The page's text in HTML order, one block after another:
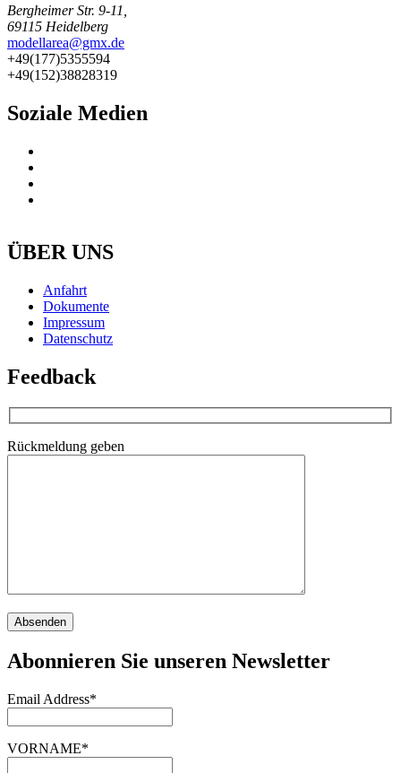
Bergheimer Str. 9-11,
69115 Heidelberg
modellarea@gmx.de
+49(177)5355594
+49(152)38828319
Soziale Medien
ÜBER UNS
Anfahrt
Dokumente
Impressum
Datenschutz
Feedback
Rückmeldung geben
Abonnieren Sie unseren Newsletter
Email Address*
VORNAME*